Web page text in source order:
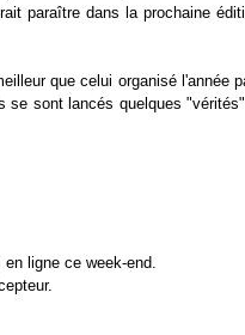
paraître dans la prochaine
que celui organisé l'année
se sont lancés quelques
en ligne ce week-end.